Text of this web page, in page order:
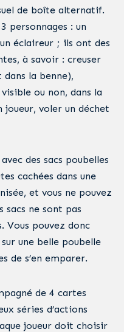
de boîte alternatif.
personnages : un
éclaireur ; ils ont des
à savoir : creuser
la benne),
ou non, dans la
joueur, voler un déchet
des sacs poubelles
cachées dans une
et vous ne pouvez
sacs ne sont pas
Vous pouvez donc
une belle poubelle
de s’en emparer.
de 4 cartes
séries d’actions
joueur doit choisir